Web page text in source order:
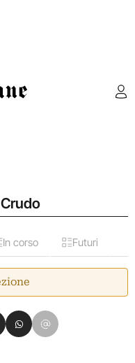
In corso Futuri
su LinkedIn
su Pinterest
Condividi su WhatsApp
Condividi su Email